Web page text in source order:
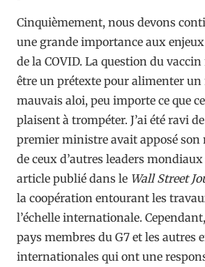
Cinquièmement, nous devons
une grande importance aux
de la COVID. La question du
être un prétexte pour alimenter
mauvais aloi, peu importe ce que
plaisent à trompéter. J’ai été ravi
premier ministre avait apposé son
de ceux d’autres leaders
article publié dans le Wall Street
la coopération entourant les
l’échelle internationale.
pays membres du G7 et les autres
internationales qui ont une